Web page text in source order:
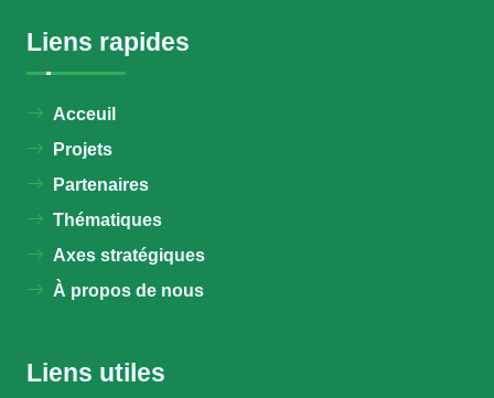
Liens rapides
Acceuil
Projets
Partenaires
Thématiques
Axes stratégiques
À propos de nous
Liens utiles